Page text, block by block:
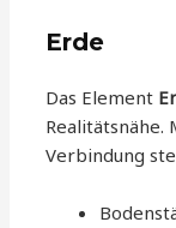
Erde
Das Element
Realitätsnähe.
Verbindung